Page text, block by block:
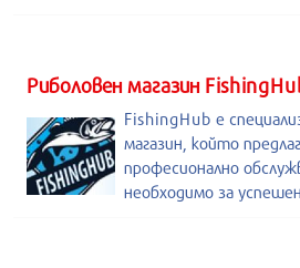
Риболовен магазин
FishingHub е
магазин, който
професионално
необходимо за